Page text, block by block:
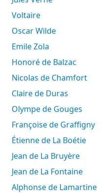
Voltaire
Oscar Wilde
Emile Zola
Honoré de Balzac
Nicolas de Chamfort
Claire de Duras
Olympe de Gouges
Françoise de Graffigny
Étienne de La Boétie
Jean de La Bruyère
Jean de La Fontaine
Alphonse de Lamartine